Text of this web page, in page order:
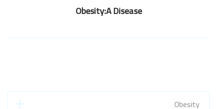
Obesity:A Disease
Obesity